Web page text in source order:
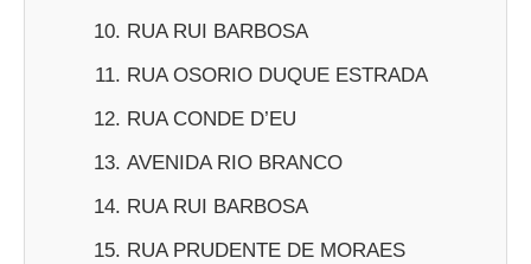
RUA RUI BARBOSA
RUA OSORIO DUQUE ESTRADA
RUA CONDE D’EU
AVENIDA RIO BRANCO
RUA RUI BARBOSA
RUA PRUDENTE DE MORAES